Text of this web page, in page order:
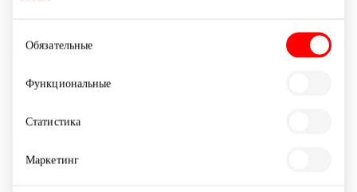
согласия
Обязательные
Функциональные
Статистика
Маркетинг
EUROKOS
Аптеки и оптики